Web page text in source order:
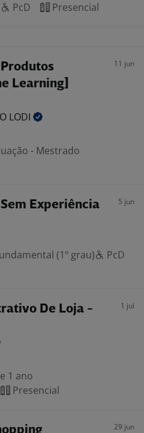
PcD Presencial
Learning]
11 jun
LODI
- Mestrado
Experiência 5 jun
(1º grau)
PcD
De Loja -
1 jul
1 ano
Presencial
29 jun